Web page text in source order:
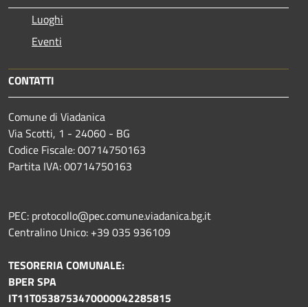
Luoghi
Eventi
CONTATTI
Comune di Viadanica
Via Scotti, 1 - 24060 - BG
Codice Fiscale: 00714750163
Partita IVA: 00714750163
PEC: protocollo@pec.comune.viadanica.bg.it
Centralino Unico: +39 035 936109
TESORERIA COMUNALE:
BPER SPA
IT11T0538753470000042285815